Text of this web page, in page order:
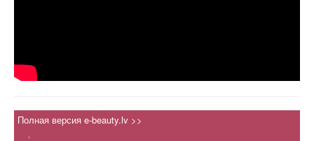
Полная версия e-beauty.lv >>
.